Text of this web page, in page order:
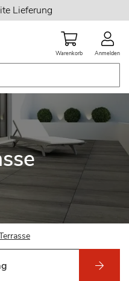
Lieferung
Warenkorb Anmelden